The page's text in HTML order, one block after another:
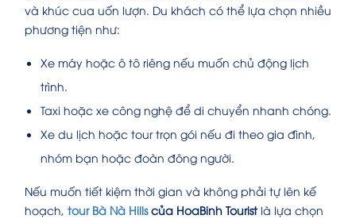
và khúc cua uốn lượn. Du khách có thể lựa chọn nhiều
phương tiện như:
Xe máy hoặc ô tô riêng nếu muốn chủ động lịch
trình.
Taxi hoặc xe công nghệ để di chuyển nhanh chóng.
Xe du lịch hoặc tour trọn gói nếu đi theo gia đình,
nhóm bạn hoặc đoàn đông người.
Nếu muốn tiết kiệm thời gian và không phải tự lên kế
hoạch, tour Bà Nà Hillscủa HoaBinh Touristlà lựa chọn